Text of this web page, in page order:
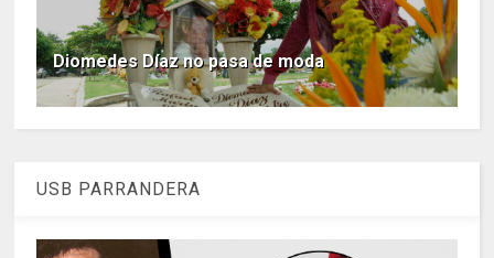
Diomedes Díaz no pasa de moda
USB PARRANDERA